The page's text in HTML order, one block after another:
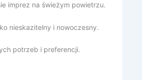
imprez na świeżym powietrzu.
nieskazitelny i nowoczesny.
potrzeb i preferencji.